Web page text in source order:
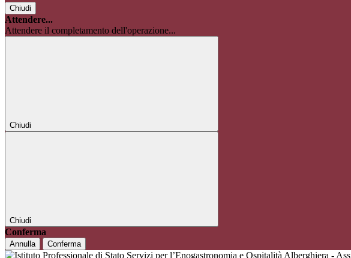
Chiudi
Attendere...
Attendere il completamento dell'operazione...
Chiudi
Chiudi
Conferma
Annulla Conferma